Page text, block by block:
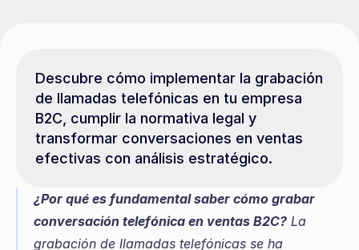
Descubre cómo implementar la grabación
de llamadas telefónicas en tu empresa
B2C, cumplir la normativa legal y
transformar conversaciones en ventas
efectivas con análisis estratégico.
¿Por qué es fundamental saber cómo grabar
conversación telefónica en ventas B2C? La
grabación de llamadas telefónicas se ha